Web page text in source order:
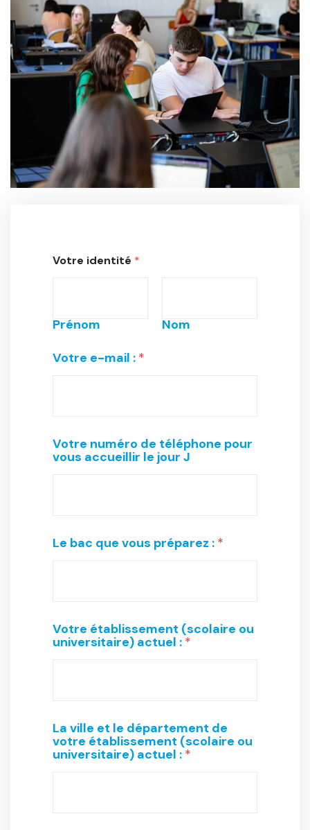
Votre identité *
Prénom
Nom
Votre e-mail : *
Votre numéro de téléphone pour
vous accueillir le jour J
Le bac que vous préparez : *
Votre établissement (scolaire ou
universitaire) actuel : *
La ville et le département de
votre établissement (scolaire ou
universitaire) actuel : *